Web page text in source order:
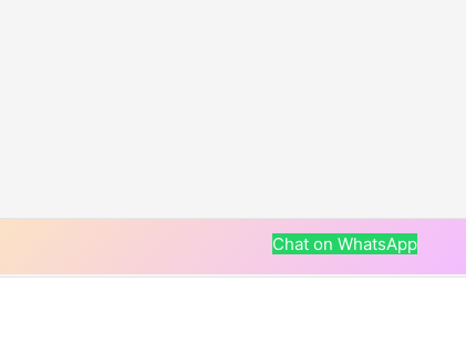
Chat on WhatsApp